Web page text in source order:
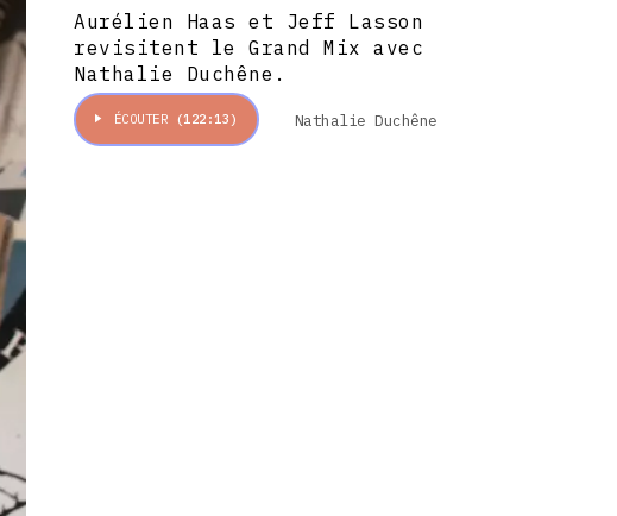
Aurélien Haas et Jeff Lasson
revisitent le Grand Mix avec
Nathalie Duchêne.
ÉCOUTER (122:13) Nathalie Duchêne